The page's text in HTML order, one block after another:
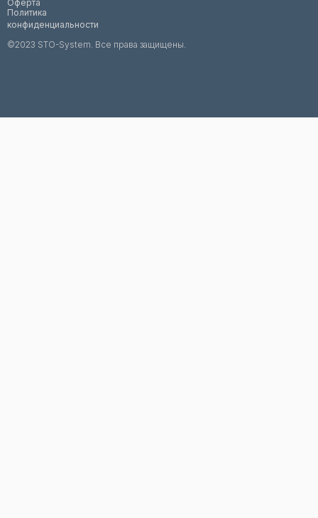
©2023 STO-System. Все права защищены.
Политика
конфиденциальности
Оферта